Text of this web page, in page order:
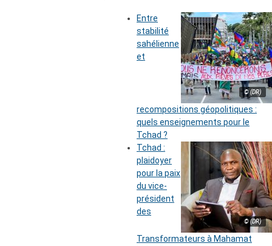
© (DR)
Entre
stabilité
sahélienne
et
recompositions géopolitiques :
quels enseignements pour le
Tchad ?
© (DR)
Tchad :
plaidoyer
pour la paix
du vice-
président
des
Transformateurs à Mahamat